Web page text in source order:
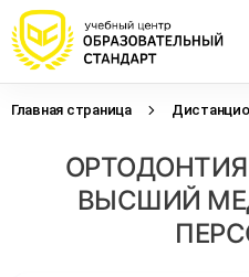
Главная страница
ОРТОДОНТИЯ
ВЫСШИЙ
Оставьте свои
Оставьте свои
начислением
Оставьте свои